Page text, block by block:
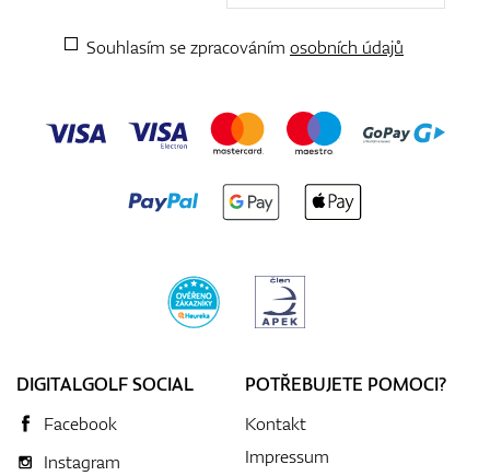
Souhlasím se zpracováním osobních údajů
DIGITALGOLF SOCIAL
Facebook
Instagram
POTŘEBUJETE POMOCI?
Kontakt
Impressum